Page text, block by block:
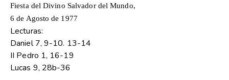
Fiesta del Divino Salvador del Mundo,
6 de Agosto de 1977
Lecturas:
Daniel 7, 9-10. 13-14
II Pedro 1, 16-19
Lucas 9, 28b-36